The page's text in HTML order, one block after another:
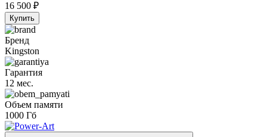
16 500 ₽
Купить
Бренд
Kingston
Гарантия
12 мес.
Объем памяти
1000 Гб